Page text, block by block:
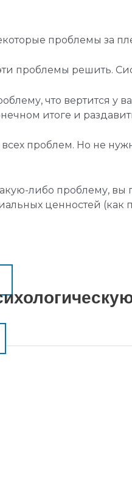
проблемы за
проблемы решить.
что вертится у
итоге и
проблем. Но не
либо проблему,
ценностей